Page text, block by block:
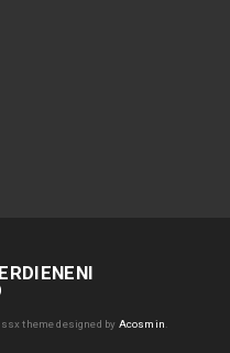
theme designed by Acosmin